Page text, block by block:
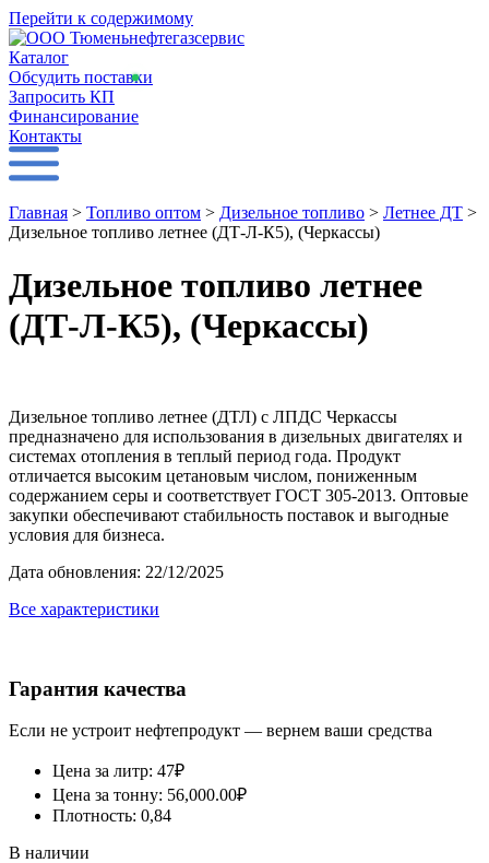
Перейти к содержимому
Каталог
Обсудить поставки
Запросить КП
Финансирование
Контакты
Главная > Топливо оптом > Дизельное топливо > Летнее ДТ >
Дизельное топливо летнее (ДТ-Л-К5), (Черкассы)
Дизельное топливо летнее
(ДТ-Л-К5), (Черкассы)
Дизельное топливо летнее (ДТЛ) с ЛПДС Черкассы
предназначено для использования в дизельных двигателях и
системах отопления в теплый период года. Продукт
отличается высоким цетановым числом, пониженным
содержанием серы и соответствует ГОСТ 305-2013. Оптовые
закупки обеспечивают стабильность поставок и выгодные
условия для бизнеса.
Дата обновления: 22/12/2025
Все характеристики
Гарантия качества
Если не устроит нефтепродукт — вернем ваши средства
Цена за литр: 47₽
Цена за тонну: 56,000.00₽
Плотность: 0,84
В наличии